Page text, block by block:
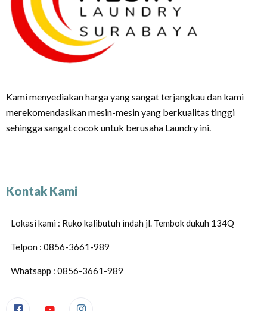
Kami menyediakan harga yang sangat terjangkau dan kami
merekomendasikan mesin-mesin yang berkualitas tinggi
sehingga sangat cocok untuk berusaha Laundry ini.
Kontak Kami
Lokasi kami : Ruko kalibutuh indah jl. Tembok dukuh 134Q
Telpon : 0856-3661-989
Whatsapp : 0856-3661-989